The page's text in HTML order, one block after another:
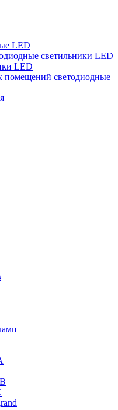
LED
светильники LED
LED
светодиодные